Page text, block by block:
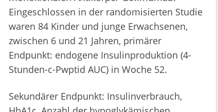
Eingeschlossen in der randomisierten Studie
waren 84 Kinder und junge Erwachsenen,
zwischen 6 und 21 Jahren, primärer
Endpunkt: endogene Insulinproduktion (4-
Stunden-c-Pwptid AUC) in Woche 52.
Sekundärer Endpunkt: Insulinverbrauch,